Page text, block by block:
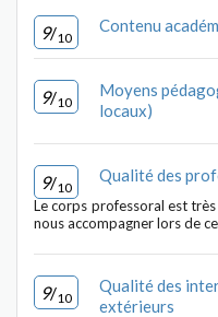
9/10
Contenu
9/10
Moyens
locaux)
9/10
Qualité des
Le corps professoral est
nous accompagner lors de
9/10
Qualité des
extérieurs